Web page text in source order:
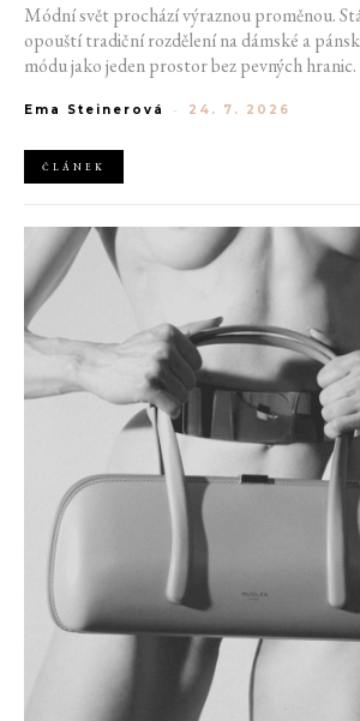
Módní svět prochází výraznou proměnou.
opouští tradiční rozdělení na dámské a
módu jako jeden prostor bez pevných
klasické týdny módy mohou brzy vypadat
Ema Steinerová - 24. 7. 2026
ČLÁNEK